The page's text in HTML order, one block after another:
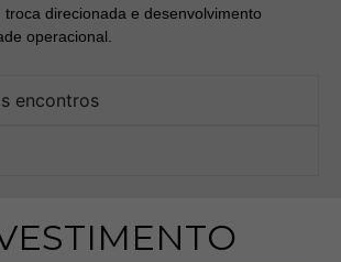
direcionada e desenvolvimento
operacional.
encontros